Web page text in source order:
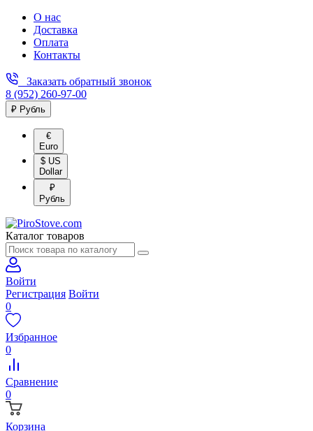
О нас
Доставка
Оплата
Контакты
Заказать обратный звонок
8 (952) 260-97-00
₽ Рубль
€
Euro
$ US
Dollar
₽
Рубль
Каталог товаров
Войти
Регистрация Войти
0
Избранное
0
Сравнение
0
Корзина